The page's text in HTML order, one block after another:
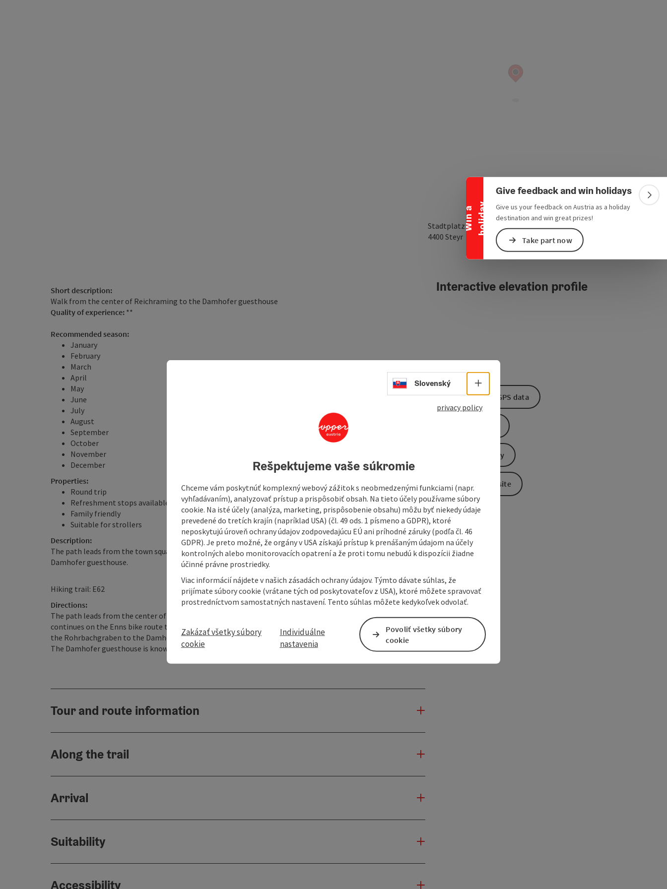
W
i
n
a
h
o
l
i
d
a y
Collapse banner Give feedback and win holidays
Give us your feedback on Austria as a holiday
destination and win great prizes!
Take part now
Stadtplatz 27
4400 Steyr open in Google Maps
Short description:
Walk from the center of Reichraming to the Damhofer guesthouse
Quality of experience: **
Recommended season:
January
February
March
April
May
June
July
August
September
October
November
December
Properties:
Round trip
Refreshment stops available
Family friendly
Suitable for strollers
Description:
The path leads from the town square on the Enns bike route into the Rohrbachgraben and up the valley to the
Damhofer guesthouse.
Hiking trail: E62
Directions:
The path leads from the center of Reichraming over the bridge up to the Ortbauerngut guesthouse, then
continues on the Enns bike route to the Rohrbachgraben junction. Turn left here. Now it goes uphill through
the Rohrbachgraben to the Damhofer guesthouse.Tip:
The Damhofer guesthouse is known for its splendid trout.
Tour and route information
Along the trail
Arrival
Suitability
Accessibility
Interactive elevation profile
Download GPS data
Send inquiry
To the website
Select language - Open menu
Slovenský
privacy policy
Rešpektujeme vaše súkromie
Chceme vám poskytnúť komplexný webový zážitok s neobmedzenými funkciami (napr.
vyhľadávaním), analyzovať prístup a prispôsobiť obsah. Na tieto účely používame súbory
cookie. Na isté účely (analýza, marketing, prispôsobenie obsahu) môžu byť niekedy údaje
prevedené do tretích krajín (napríklad USA) (čl. 49 ods. 1 písmeno a GDPR), ktoré
neposkytujú úroveň ochrany údajov zodpovedajúcu EÚ ani príhodné záruky (podľa čl. 46
GDPR). Je preto možné, že orgány v USA získajú prístup k prenášaným údajom na účely
kontrolných alebo monitorovacích opatrení a že proti tomu nebudú k dispozícii žiadne
účinné právne prostriedky.
Viac informácií nájdete v našich zásadách ochrany údajov. Týmto dávate súhlas, že
prijímate súbory cookie (vrátane tých od poskytovateľov z USA), ktoré môžete spravovať
prostredníctvom samostatných nastavení. Tento súhlas môžete kedykoľvek odvolať.
Zakázať všetky súbory
cookie
Individuálne
nastavenia
Povoliť všetky súbory
cookie